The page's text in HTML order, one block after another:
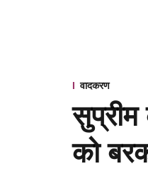
वादकरण
सुप्रीम
को